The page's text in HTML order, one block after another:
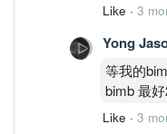
Like · 3
Yong
等我的
bimb 最
Like · 3